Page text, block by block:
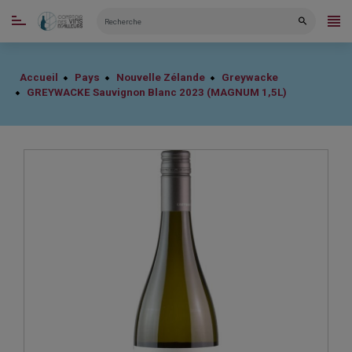
CATÉGORIES
Accueil Pays Nouvelle Zélande
Greywacke
GREYWACKE Sauvignon Blanc 2023 (MAGNUM 1,5L)